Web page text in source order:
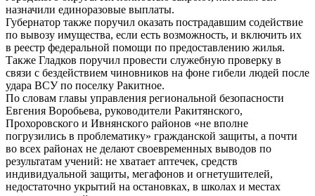
назначили единоразовые выплаты.
Губернатор также поручил оказать пострадавшим содействие
по вывозу имущества, если есть возможность, и включить их
в реестр федеральной помощи по предоставлению жилья.
Также Гладков поручил провести служебную проверку в
связи с бездействием чиновников на фоне гибели людей после
удара ВСУ по поселку Ракитное.
По словам главы управления региональной безопасности
Евгения Воробьева, руководители Ракитянского,
Прохоровского и Ивнянского районов «не вполне
погрузились в проблематику» гражданской защиты, а почти
во всех районах не делают своевременных выводов по
результатам учений: не хватает аптечек, средств
индивидуальной защиты, мегафонов и огнетушителей,
недостаточно укрытий на остановках, в школах и местах